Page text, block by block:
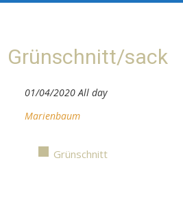
Grünschnitt/sack
01/04/2020 All day
Marienbaum
Grünschnitt